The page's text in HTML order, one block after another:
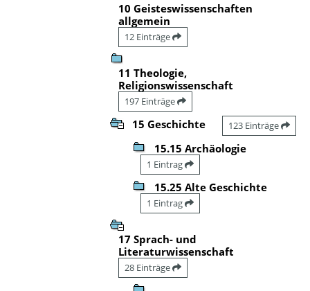
10 Geisteswissenschaften
allgemein
12 Einträge
11 Theologie,
Religionswissenschaft
197 Einträge
15 Geschichte 123 Einträge
15.15 Archäologie
1 Eintrag
15.25 Alte Geschichte
1 Eintrag
17 Sprach- und
Literaturwissenschaft
28 Einträge